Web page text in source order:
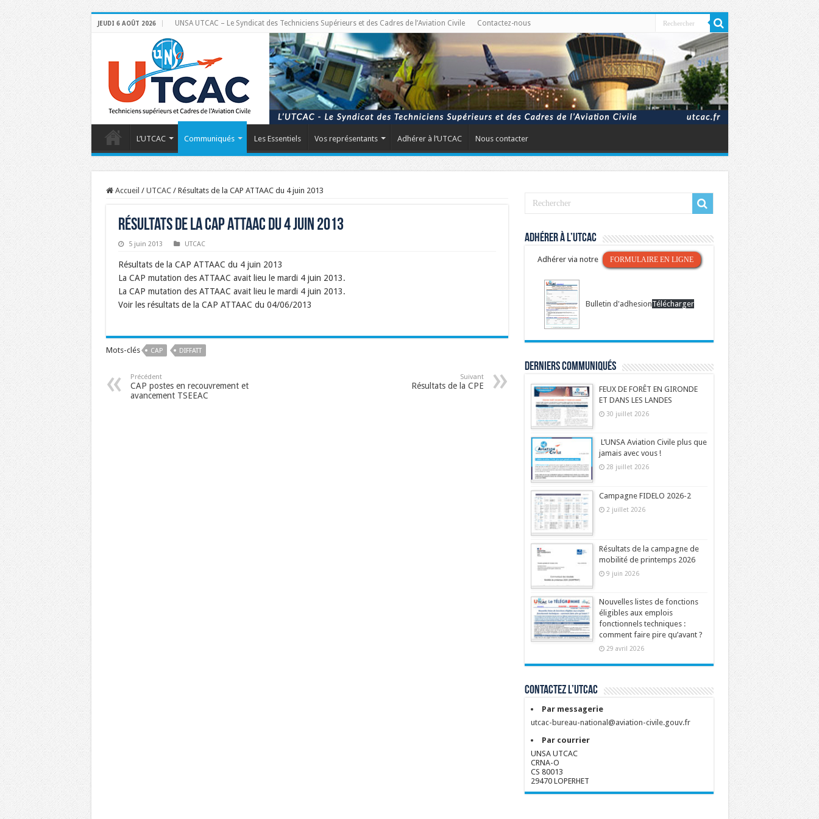
JEUDI 6 AOÛT 2026 UNSA UTCAC – Le Syndicat des Techniciens Supérieurs et des Cadres de l’Aviation Civile Contactez-nous
L’UTCAC Communiqués Les Essentiels Vos représentants Adhérer à l’UTCAC Nous contacter
Accueil / UTCAC / Résultats de la CAP ATTAAC du 4 juin 2013
Résultats de la CAP ATTAAC du 4 juin 2013
5 juin 2013 UTCAC
Résultats de la CAP ATTAAC du 4 juin 2013
La CAP mutation des ATTAAC avait lieu le mardi 4 juin 2013.
La CAP mutation des ATTAAC avait lieu le mardi 4 juin 2013.
Voir les résultats de la CAP ATTAAC du 04/06/2013
Mots-clés CAP DIFFATT
Précédent
CAP postes en recouvrement et
avancement TSEEAC
Suivant
Résultats de la CPE
Adhérer à l’UTCAC
Adhérer via notre FORMULAIRE EN LIGNE
Bulletin d'adhesionTélécharger
Derniers communiqués
FEUX DE FORÊT EN GIRONDE
ET DANS LES LANDES
30 juillet 2026
L’UNSA Aviation Civile plus que
jamais avec vous !
28 juillet 2026
Campagne FIDELO 2026-2
2 juillet 2026
Résultats de la campagne de
mobilité de printemps 2026
9 juin 2026
Nouvelles listes de fonctions
éligibles aux emplois
fonctionnels techniques :
comment faire pire qu’avant ?
29 avril 2026
Contactez l’UTCAC
Par messagerie
utcac-bureau-national@aviation-civile.gouv.fr
Par courrier
UNSA UTCAC
CRNA-O
CS 80013
29470 LOPERHET